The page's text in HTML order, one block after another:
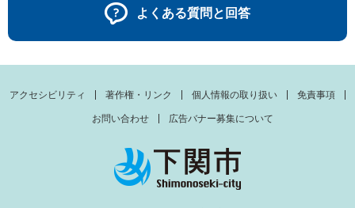
よくある質問と回答
アクセシビリティ 著作権・リンク 個人情報の取り扱い 免責事項
お問い合わせ 広告バナー募集について